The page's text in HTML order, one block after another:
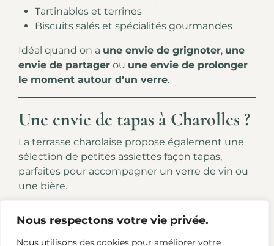
Nous respectons votre vie privée.
Nous utilisons des cookies pour améliorer votre
Tartinables et terrines
Biscuits salés et spécialités gourmandes
Idéal quand on a une envie de grignoter, une
envie de partager ou une envie de prolonger
le moment autour d’un verre.
Une envie de tapas à Charolles ?
La terrasse charolaise propose également une
sélection de petites assiettes façon tapas,
parfaites pour accompagner un verre de vin ou
une bière.
issus de producteurs français et locaux, pour
une expérience simple mais qualitative.